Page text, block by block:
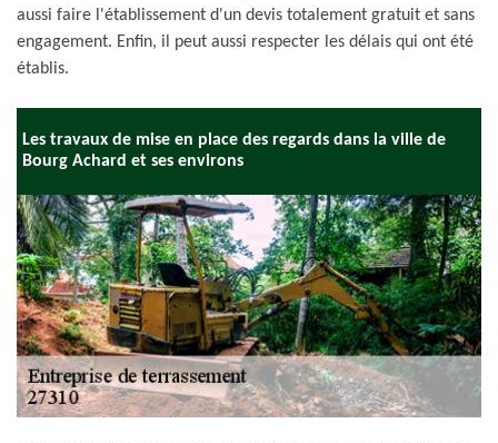
aussi faire l'établissement d'un devis totalement gratuit et sans
engagement. Enfin, il peut aussi respecter les délais qui ont été
établis.
Les travaux de mise en place des regards dans la ville de
Bourg Achard et ses environs